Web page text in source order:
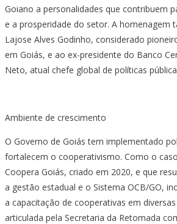
Goiano a personalidades que contribuem
e a prosperidade do setor. A homenagem
Lajose Alves Godinho, considerado
em Goiás, e ao ex-presidente do Banco
Neto, atual chefe global de políticas
Ambiente de crescimento
O Governo de Goiás tem implementado
fortalecem o cooperativismo. Como o
Coopera Goiás, criado em 2020, e que
a gestão estadual e o Sistema OCB/GO,
a capacitação de cooperativas em
articulada pela Secretaria da Retomada